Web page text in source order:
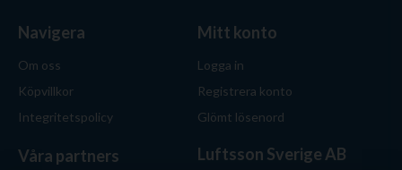
Navigera
Om oss
Köpvillkor
Integritetspolicy
Mitt konto
Logga in
Registrera konto
Glömt lösenord
Våra partners Luftsson Sverige AB